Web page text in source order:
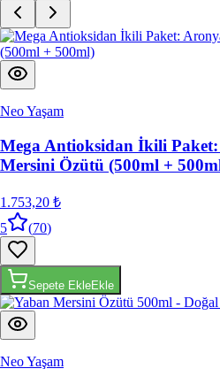
Neo Yaşam
Mega Antioksidan İkili
Mersini Özütü (500ml +
1.753,20 ₺
5
(70)
Sepete EkleEkle
Neo Yaşam